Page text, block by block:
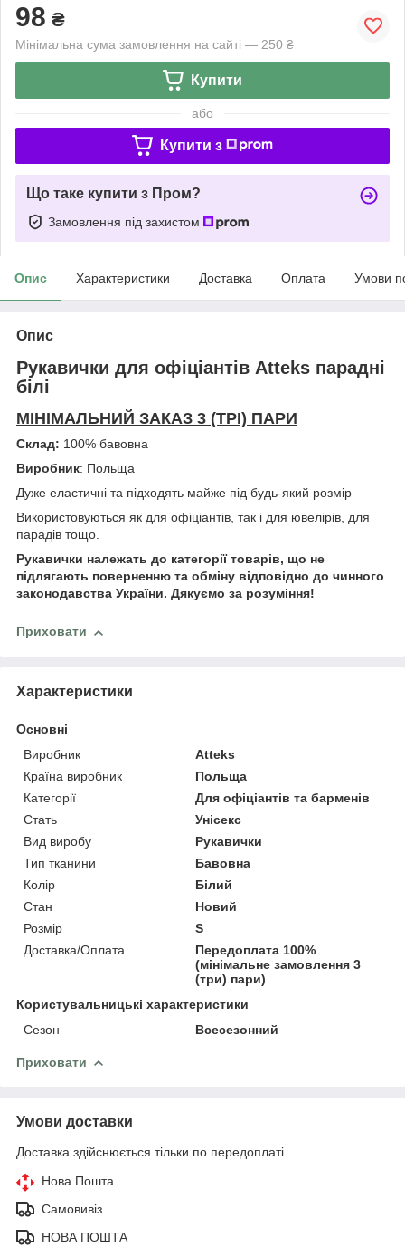
98 ₴
Мінімальна сума замовлення на сайті — 250 ₴
Купити
або
Купити з
Що таке купити з Пром?
Замовлення під захистом
Опис Характеристики Доставка Оплата Умови
Опис
Рукавички для офіціантів Atteks парадні
білі
МІНІМАЛЬНИЙ ЗАКАЗ 3 (ТРІ) ПАРИ
Склад: 100% бавовна
Виробник: Польща
Дуже еластичні та підходять майже під будь-який розмір
Використовуються як для офіціантів, так і для ювелірів, для
парадів тощо.
Рукавички належать до категорії товарів, що не
підлягають поверненню та обміну відповідно до чинного
законодавства України. Дякуємо за розуміння!
Приховати
Характеристики
Основні
Виробник
Atteks
Країна виробник
Польща
Категорії
Для офіціантів та барменів
Стать
Унісекс
Вид виробу
Рукавички
Тип тканини
Бавовна
Колір
Білий
Стан
Новий
Розмір
S
Доставка/Оплата
Передоплата 100%
(мінімальне замовлення 3
(три) пари)
Користувальницькі характеристики
Сезон
Всесезонний
Приховати
Умови доставки
Доставка здійснюється тільки по передоплаті.
Нова Пошта
Самовивіз
НОВА ПОШТА